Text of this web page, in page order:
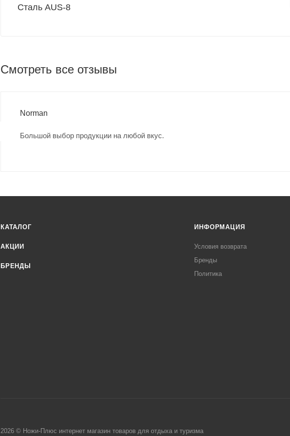
Сталь AUS-8
Смотреть все отзывы
Norman
Большой выбор продукции на любой вкус.
КАТАЛОГ
АКЦИИ
БРЕНДЫ
ИНФОРМАЦИЯ
Условия возврата
Бренды
Политика
2026 © Ножи-Плюс интернет магазин товаров для отдыха и туризма